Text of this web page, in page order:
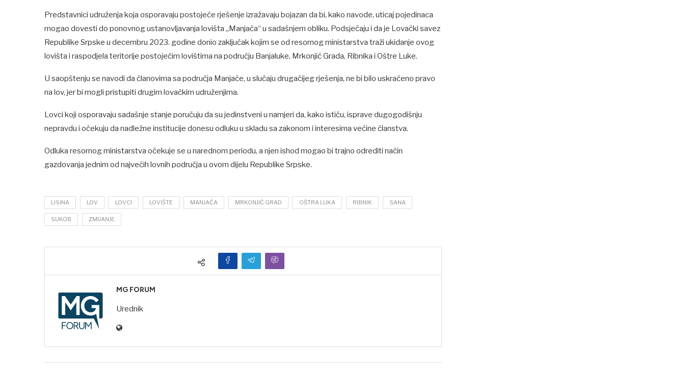
Predstavnici udruženja koja osporavaju postojeće rješenje izražavaju bojazan da bi, kako navode, uticaj pojedinaca
mogao dovesti do ponovnog ustanovljavanja lovišta „Manjača“ u sadašnjem obliku. Podsjećaju i da je Lovački savez
Republike Srpske u decembru 2023. godine donio zaključak kojim se od resornog ministarstva traži ukidanje ovog
lovišta i raspodjela teritorije postojećim lovištima na području Banjaluke, Mrkonjić Grada, Ribnika i Oštre Luke.
U saopštenju se navodi da članovima sa područja Manjače, u slučaju drugačijeg rješenja, ne bi bilo uskraćeno pravo
na lov, jer bi mogli pristupiti drugim lovačkim udruženjima.
Lovci koji osporavaju sadašnje stanje poručuju da su jedinstveni u namjeri da, kako ističu, isprave dugogodišnju
nepravdu i očekuju da nadležne institucije donesu odluku u skladu sa zakonom i interesima većine članstva.
Odluka resornog ministarstva očekuje se u narednom periodu, a njen ishod mogao bi trajno odrediti način
gazdovanja jednim od najvećih lovnih područja u ovom dijelu Republike Srpske.
LISINA LOV LOVCI LOVIŠTE MANJAČA MRKONJIĆ GRAD OŠTRA LUKA RIBNIK SANA
SUKOB ZMIJANJE
MG FORUM
Urednik